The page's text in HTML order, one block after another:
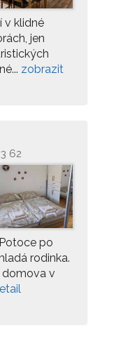
v klidné
jen
zobrazit
62
po
rodinka.
domova v